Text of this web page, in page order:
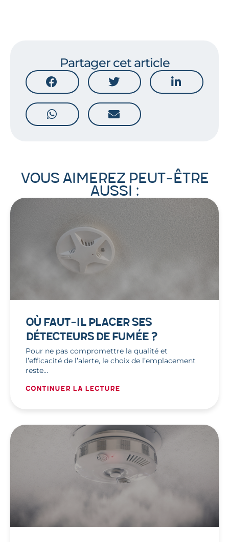
Partager cet article
Vous aimerez peut-être
aussi :
OÙ FAUT-IL PLACER SES
DÉTECTEURS DE FUMÉE ?
Pour ne pas compromettre la qualité et
l’efficacité de l’alerte, le choix de l’emplacement
reste…
Continuer la lecture